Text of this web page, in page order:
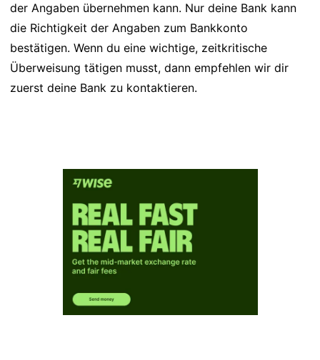
der Angaben übernehmen kann. Nur deine Bank kann
die Richtigkeit der Angaben zum Bankkonto
bestätigen. Wenn du eine wichtige, zeitkritische
Überweisung tätigen musst, dann empfehlen wir dir
zuerst deine Bank zu kontaktieren.